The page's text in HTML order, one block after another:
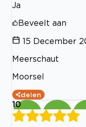
Ja
Beveelt aan
15 December
Meerschaut
Moorsel
delen
10